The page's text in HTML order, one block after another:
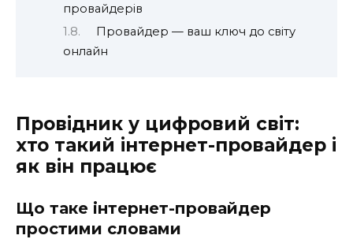
провайдерів
Провайдер — ваш ключ до світу
онлайн
Провідник у цифровий світ:
хто такий інтернет-провайдер і
як він працює
Що таке інтернет-провайдер
простими словами